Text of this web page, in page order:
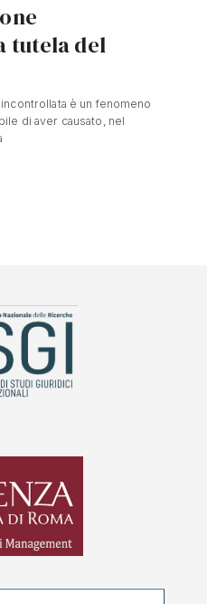
tutela del
è un fenomeno
di aver causato, nel